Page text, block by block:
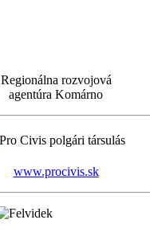
Regionálna rozvojová
agentúra Komárno
www.procivis.sk